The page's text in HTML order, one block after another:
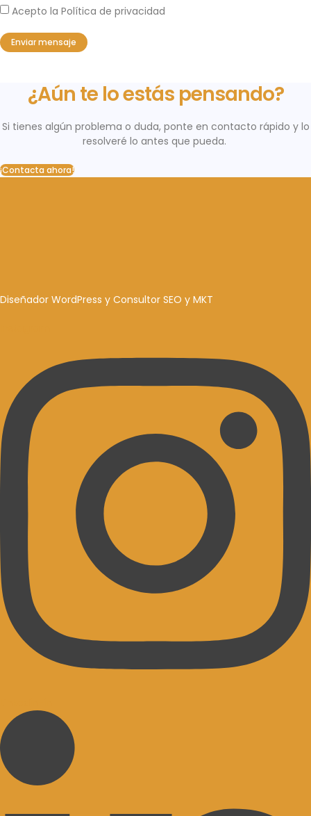
Acepto la Política de privacidad
Enviar mensaje
¿Aún te lo estás pensando?
Si tienes algún problema o duda, ponte en contacto rápido y lo
resolveré lo antes que pueda.
¡Contacta ahora!
Diseñador WordPress y Consultor SEO y MKT